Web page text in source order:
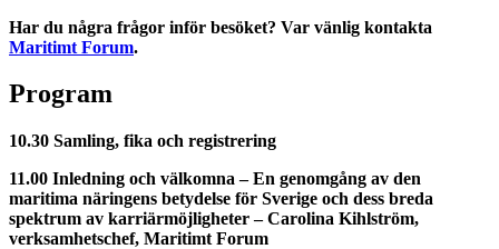
Har du några frågor inför besöket? Var vänlig kontakta
Maritimt Forum.
Program
10.30 Samling, fika och registrering
11.00 Inledning och välkomna – En genomgång av den
maritima näringens betydelse för Sverige och dess breda
spektrum av karriärmöjligheter –Carolina Kihlström,
verksamhetschef, Maritimt Forum